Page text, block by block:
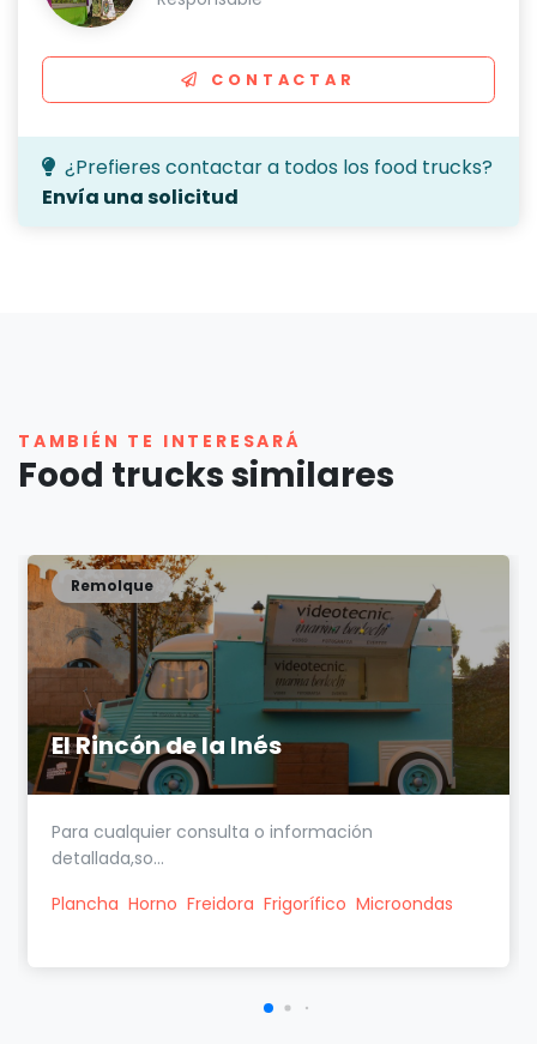
CONTACTAR
¿Prefieres contactar a todos los food trucks?
Envía una solicitud
TAMBIÉN TE INTERESARÁ
Food trucks similares
El Rincón de la Inés
Remolque
Para cualquier consulta o información
detallada,so...
Plancha Horno Freidora Frigorífico Microondas